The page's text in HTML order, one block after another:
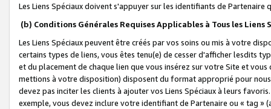
Les Liens Spéciaux doivent s'appuyer sur les identifiants de Partenaire
(b) Conditions Générales Requises Applicables à Tous les Liens
Les Liens Spéciaux peuvent être créés par vos soins ou mis à votre
certains types de liens, vous êtes tenu(e) de cesser d'afficher lesdits
et du placement de chaque lien que vous insérez sur votre Site et
mettions à votre disposition) disposent du format approprié pour
devez pas inciter les clients à ajouter vos Liens Spéciaux à leurs
exemple, vous devez inclure votre identifiant de Partenaire ou « tag